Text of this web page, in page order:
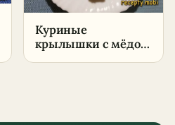
Куриные
крылышки с мёдом